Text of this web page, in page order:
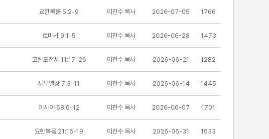
요한복음 5:2-9 이찬수 목사 2026-07-05 1766
로마서 9:1-5 이찬수 목사 2026-06-28 1473
고린도전서 11:17-26 이찬수 목사 2026-06-21 1282
사무엘상 7:3-11 이찬수 목사 2026-06-14 1445
이사야 58:6-12 이찬수 목사 2026-06-07 1701
요한복음 21:15-19 이찬수 목사 2026-05-31 1533